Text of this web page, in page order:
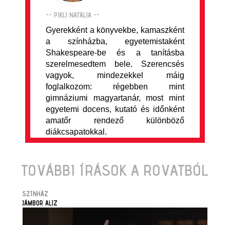
-- PIKLI NATÁLIA --
Gyerekként a könyvekbe, kamaszként
a színházba, egyetemistaként
Shakespeare-be és a tanításba
szerelmesedtem bele. Szerencsés
vagyok, mindezekkel máig
foglalkozom: régebben mint
gimnáziumi magyartanár, most mint
egyetemi docens, kutató és időnként
amatőr rendező különböző
diákcsapatokkal.
TOVÁBBI ÍRÁSOK A ROVATBÓL
SZÍNHÁZ
JÁMBOR ALIZ